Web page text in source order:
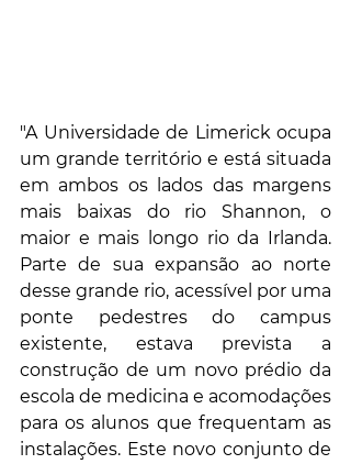
"A Universidade de Limerick ocupa
um grande território e está situada
em ambos os lados das margens
mais baixas do rio Shannon, o
maior e mais longo rio da Irlanda.
Parte de sua expansão ao norte
desse grande rio, acessível por uma
ponte pedestres do campus
existente, estava prevista a
construção de um novo prédio da
escola de medicina e acomodações
para os alunos que frequentam as
instalações. Este novo conjunto de